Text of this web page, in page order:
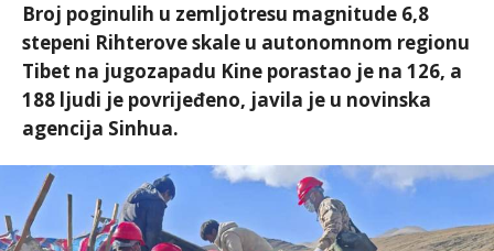
Broj poginulih u zemljotresu magnitude 6,8
stepeni Rihterove skale u autonomnom regionu
Tibet na jugozapadu Kine porastao je na 126, a
188 ljudi je povrijeđeno, javila je u novinska
agencija Sinhua.